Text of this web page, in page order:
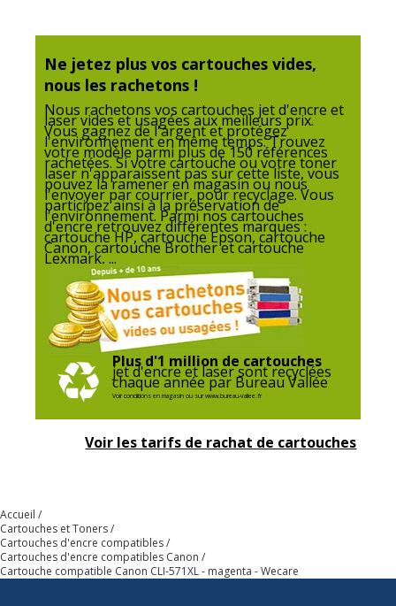
Code barre maitre 8715057014192
Marque Wecare
Référence produit fabricant K12671W4
Divers
Divers
Compatibilité
détaillée du
produit
Canon PIXMA MG5750
MG5752,MG5753,MG6851
MG6853,MG7750,MG7751
MG7753,TS5050,TS5051,TS5053
TS5055,TS6050 ,TS6051,TS6052
TS8050,TS8051
TS9050,TS9055
Informations sur les services
Informations sur les services
Ne jetez plus vos cartouches vides,
nous les rachetons !
Nous rachetons vos cartouches jet d'encre et
laser vides et usagées aux meilleurs prix.
Vous gagnez de l'argent et protégez
l'environnement en même temps. Trouvez
votre modèle parmi plus de 150 références
rachetées. Si votre cartouche ou votre toner
laser n'apparaissent pas sur cette liste, vous
pouvez la ramener en magasin ou nous
l'envoyer par courrier, pour recyclage. Vous
participez ainsi à la préservation de
l'environnement. Parmi nos cartouches
d'encre retrouvez différentes marques :
cartouche HP, cartouche Epson, cartouche
Canon, cartouche Brother et cartouche
Lexmark, ...
Plus d'1 million de cartouches
jet d'encre et laser sont recyclées
chaque année par Bureau Vallée
Voir conditions en magasin ou sur www.bureau-vallee.fr
Voir les tarifs de rachat de cartouches
Accueil
Cartouches et Toners
Cartouches d'encre compatibles
Cartouches d'encre compatibles Canon
Cartouche compatible Canon CLI-571XL - magenta - Wecare